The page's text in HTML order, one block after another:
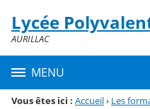
Menu de la rubrique
Contenu
Lycée
AURILLAC
MENU
Vous êtes ici : Accueil› Les